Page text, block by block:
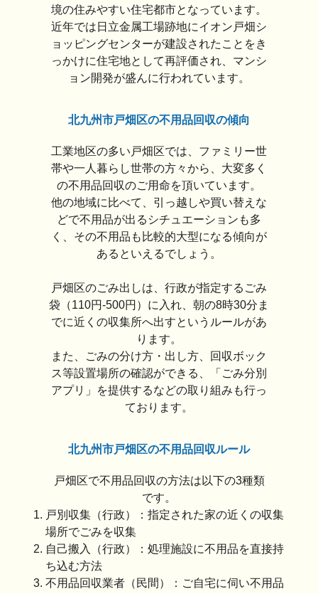
境の住みやすい住宅都市となっています。
近年では日立金属工場跡地にイオン戸畑シ
ョッピングセンターが建設されたことをき
っかけに住宅地として再評価され、マンシ
ョン開発が盛んに行われています。
北九州市戸畑区の不用品回収の傾向
工業地区の多い戸畑区では、ファミリー世
帯や一人暮らし世帯の方々から、大変多く
の不用品回収のご用命を頂いています。
他の地域に比べて、引っ越しや買い替えな
どで不用品が出るシチュエーションも多
く、その不用品も比較的大型になる傾向が
あるといえるでしょう。
戸畑区のごみ出しは、行政が指定するごみ
袋（110円-500円）に入れ、朝の8時30分ま
でに近くの収集所へ出すというルールがあ
ります。
また、ごみの分け方・出し方、回収ボック
ス等設置場所の確認ができる、「ごみ分別
アプリ」を提供するなどの取り組みも行っ
ております。
北九州市戸畑区の不用品回収ルール
戸畑区で不用品回収の方法は以下の3種類
です。
戸別収集（行政）：指定された家の近くの収集
場所でごみを収集
自己搬入（行政）：処理施設に不用品を直接持
ち込む方法
不用品回収業者（民間）：ご自宅に伺い不用品